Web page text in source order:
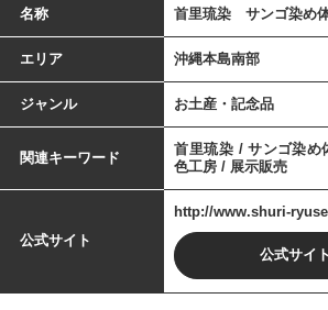
名称 首里琉染 サンゴ染め
エリア 沖縄本島南部
ジャンル お土産・記念品
関連キーワード
首里琉染 / サンゴ染
色工房 / 展示販売
公式サイト
http://www.shuri-
公式サイ